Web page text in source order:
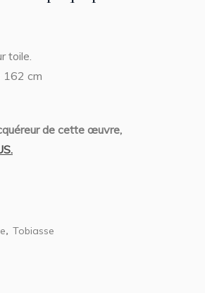
toile.
162 cm
de cette œuvre,
, Tobiasse